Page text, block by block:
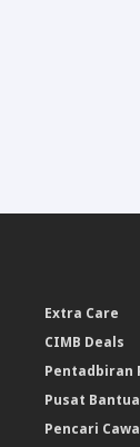
Extra Care
CIMB Deals
Pentadbiran
Pusat
Pencari